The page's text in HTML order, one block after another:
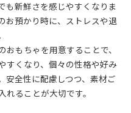
素材選びの重要性
み合わせとは何か
どれだけ伸ばすか
したい工夫
する理由とメリット
持ち込みチェックポイン
も新鮮さを感じやすくなりま
お預かり時に、ストレスや退
もちゃを用意することで、
すくなり、個々の性格や好み
安全性に配慮しつつ、素材ご
ることが大切です。